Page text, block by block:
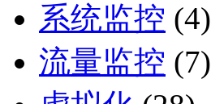
系统监控 (4)
流量监控 (7)